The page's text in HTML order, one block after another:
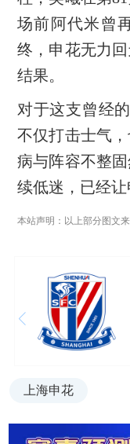
场前阿代米曾
终，申花无力
结果。
对于这支曾经
不仅打击士气
病与阵容不整
续低迷，已经让
本站声明：以上部分图文
上海申花